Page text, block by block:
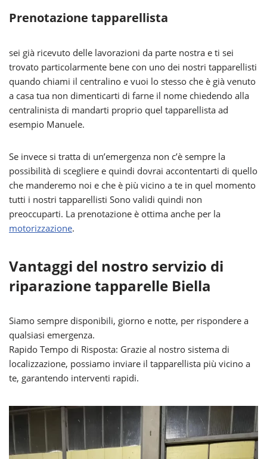
Prenotazione tapparellista
sei già ricevuto delle lavorazioni da parte nostra e ti sei
trovato particolarmente bene con uno dei nostri tapparellisti
quando chiami il centralino e vuoi lo stesso che è già venuto
a casa tua non dimenticarti di farne il nome chiedendo alla
centralinista di mandarti proprio quel tapparellista ad
esempio Manuele.
Se invece si tratta di un’emergenza non c’è sempre la
possibilità di scegliere e quindi dovrai accontentarti di quello
che manderemo noi e che è più vicino a te in quel momento
tutti i nostri tapparellisti Sono validi quindi non
preoccuparti. La prenotazione è ottima anche per la
motorizzazione.
Vantaggi del nostro servizio di
riparazione tapparelle Biella
Siamo sempre disponibili, giorno e notte, per rispondere a
qualsiasi emergenza.
Rapido Tempo di Risposta: Grazie al nostro sistema di
localizzazione, possiamo inviare il tapparellista più vicino a
te, garantendo interventi rapidi.